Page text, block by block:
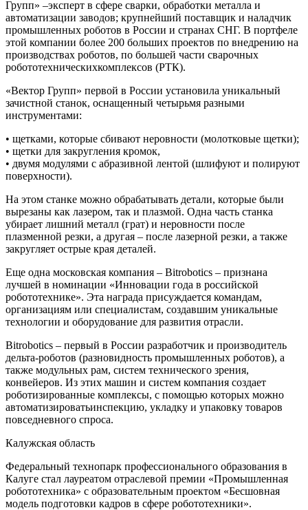
Групп» –эксперт в сфере сварки, обработки металла и
автоматизации заводов; крупнейший поставщик и наладчик
промышленных роботов в России и странах СНГ. В портфеле
этой компании более 200 больших проектов по внедрению на
производствах роботов, по большей части сварочных
робототехническихкомплексов (РТК).
«Вектор Групп» первой в России установила уникальный
зачистной станок, оснащенный четырьмя разными
инструментами:
• щетками, которые сбивают неровности (молотковые щетки);
• щетки для закругления кромок,
• двумя модулями с абразивной лентой (шлифуют и полируют
поверхности).
На этом станке можно обрабатывать детали, которые были
вырезаны как лазером, так и плазмой. Одна часть станка
убирает лишний металл (грат) и неровности после
плазменной резки, а другая – после лазерной резки, а также
закругляет острые края деталей.
Еще одна московская компания – Bitrobotics – признана
лучшей в номинации «Инновации года в российской
робототехнике». Эта награда присуждается командам,
организациям или специалистам, создавшим уникальные
технологии и оборудование для развития отрасли.
Bitrobotics – первый в России разработчик и производитель
дельта-роботов (разновидность промышленных роботов), а
также модульных рам, систем технического зрения,
конвейеров. Из этих машин и систем компания создает
роботизированные комплексы, с помощью которых можно
автоматизироватьинспекцию, укладку и упаковку товаров
повседневного спроса.
Калужская область
Федеральный технопарк профессионального образования в
Калуге стал лауреатом отраслевой премии «Промышленная
робототехника» с образовательным проектом «Бесшовная
модель подготовки кадров в сфере робототехники».